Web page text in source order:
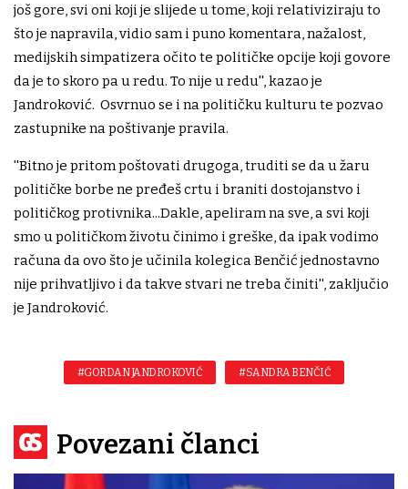
još gore, svi oni koji je slijede u tome, koji relativiziraju to
što je napravila, vidio sam i puno komentara, nažalost,
medijskih simpatizera očito te političke opcije koji govore
da je to skoro pa u redu. To nije u redu'', kazao je
Jandroković. Osvrnuo se i na političku kulturu te pozvao
zastupnike na poštivanje pravila.
''Bitno je pritom poštovati drugoga, truditi se da u žaru
političke borbe ne pređeš crtu i braniti dostojanstvo i
političkog protivnika...Dakle, apeliram na sve, a svi koji
smo u političkom životu činimo i greške, da ipak vodimo
računa da ovo što je učinila kolegica Benčić jednostavno
nije prihvatljivo i da takve stvari ne treba činiti'', zaključio
je Jandroković.
#GORDAN JANDROKOVIĆ #SANDRA BENČIĆ
Povezani članci